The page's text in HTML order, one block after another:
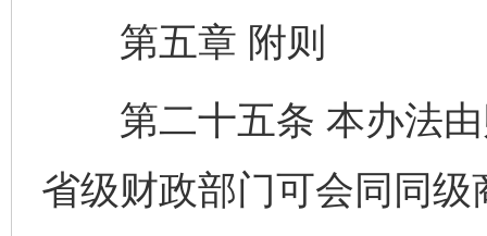
第五章 附则
第二十五条 本办法由
省级财政部门可会同同